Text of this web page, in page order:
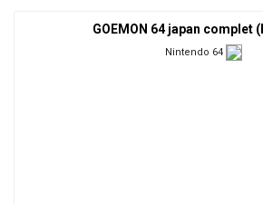
GOEMON 64 japan complet
Nintendo 64